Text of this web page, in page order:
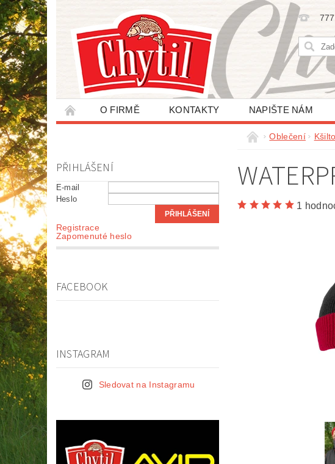
O FIRMĚ KONTAKTY NAPIŠTE NÁM
PŘIHLÁŠENÍ
E-mail
Heslo
Registrace
Zapomenuté heslo
FACEBOOK
INSTAGRAM
Sledovat na Instagramu
Oblečení
1